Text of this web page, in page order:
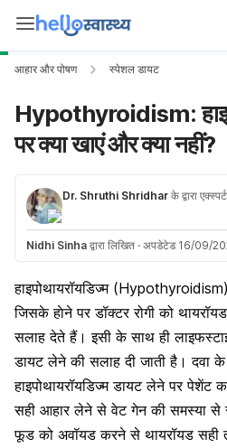
आहार और पोषण स्पेशल डायट
Hypothyroidism:
पर क्या खाएं और क्या नहीं?
Dr. Shruthi Shridhar के द्वारा
Nidhi Sinha द्वारा लिखित · अपडेटेड 16/09/
हाइपोथायरॉयडिज्म (Hypothyroidism)
जिसके हाेने पर डॉक्टर रोगी को
सलाह देते हैं। इसी के साथ ही
डायट लेने की सलाह दी जाती है। दवा के
हाइपोथायरॉयडिज्म डायट लेने पर पेशेंट
सही आहार लेने से वेट गेन की समस्या से
फूड को अवॉयड करने से थायरॉयड सही